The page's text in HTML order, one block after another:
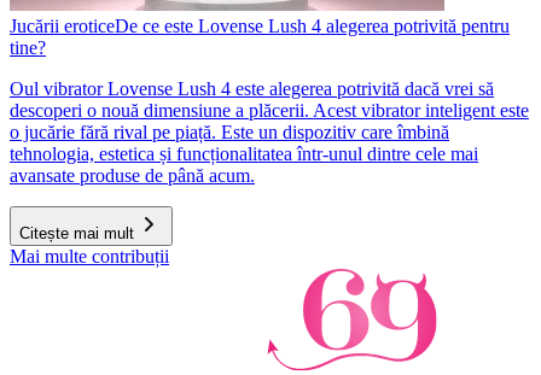
Jucării eroticeDe ce este Lovense Lush 4 alegerea potrivită pentru
tine?
Oul vibrator Lovense Lush 4 este alegerea potrivită dacă vrei să
descoperi o nouă dimensiune a plăcerii. Acest vibrator inteligent este
o jucărie fără rival pe piață. Este un dispozitiv care îmbină
tehnologia, estetica și funcționalitatea într-unul dintre cele mai
avansate produse de până acum.
Citește mai mult
Mai multe contribuții